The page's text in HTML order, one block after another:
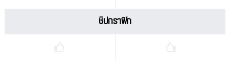
ชิปกราฟิก